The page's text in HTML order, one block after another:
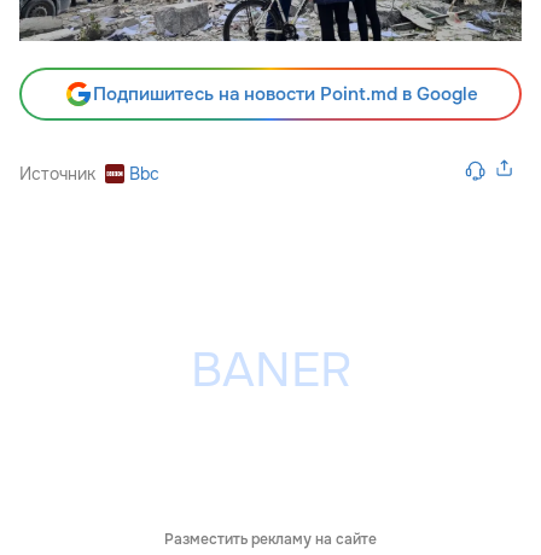
Подпишитесь на новости Point.md в Google
Источник Bbc
Разместить рекламу на сайте